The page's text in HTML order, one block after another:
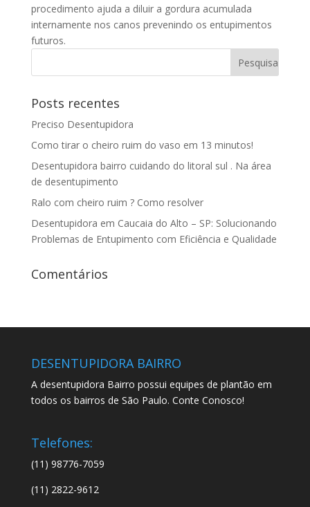
procedimento ajuda a diluir a gordura acumulada
internamente nos canos prevenindo os entupimentos
futuros.
Posts recentes
Preciso Desentupidora
Como tirar o cheiro ruim do vaso em 13 minutos!
Desentupidora bairro cuidando do litoral sul . Na área
de desentupimento
Ralo com cheiro ruim ? Como resolver
Desentupidora em Caucaia do Alto – SP: Solucionando
Problemas de Entupimento com Eficiência e Qualidade
Comentários
DESENTUPIDORA BAIRRO
A desentupidora Bairro possui equipes de plantão em
todos os bairros de São Paulo. Conte Conosco!
Telefones:
(11) 98776-7059
(11) 2822-9612